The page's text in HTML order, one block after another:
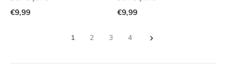
€9,99 €9,99
1 2 3 4